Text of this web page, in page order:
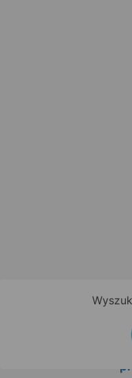
Zapisz
Bądź na